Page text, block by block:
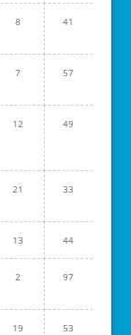
8 41
7 57
12 49
21 33
13 44
2 97
19 53